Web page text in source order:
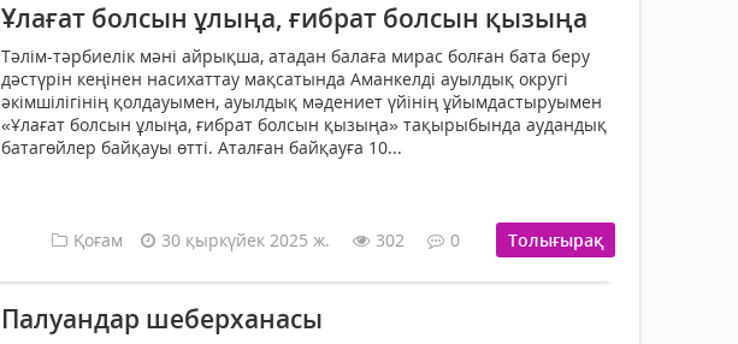
Ұлағат болсын ұлыңа, ғибрат болсын қызыңа
Тәлім-тәрбиелік мәні айрықша, атадан балаға мирас болған бата беру
дәстүрін кеңінен насихаттау мақсатында Аманкелді ауылдық округі
әкімшілігінің қолдауымен, ауылдық мәдениет үйінің ұйымдастыруымен
«Ұлағат болсын ұлыңа, ғибрат болсын қызыңа» тақырыбында аудандық
батагөйлер байқауы өтті. Аталған байқауға 10...
Қоғам 30 қыркүйек 2025 ж. 302 0 Толығырақ
Палуандар шеберханасы